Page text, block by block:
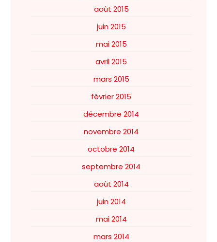
août 2015
juin 2015
mai 2015
avril 2015
mars 2015
février 2015
décembre 2014
novembre 2014
octobre 2014
septembre 2014
août 2014
juin 2014
mai 2014
mars 2014